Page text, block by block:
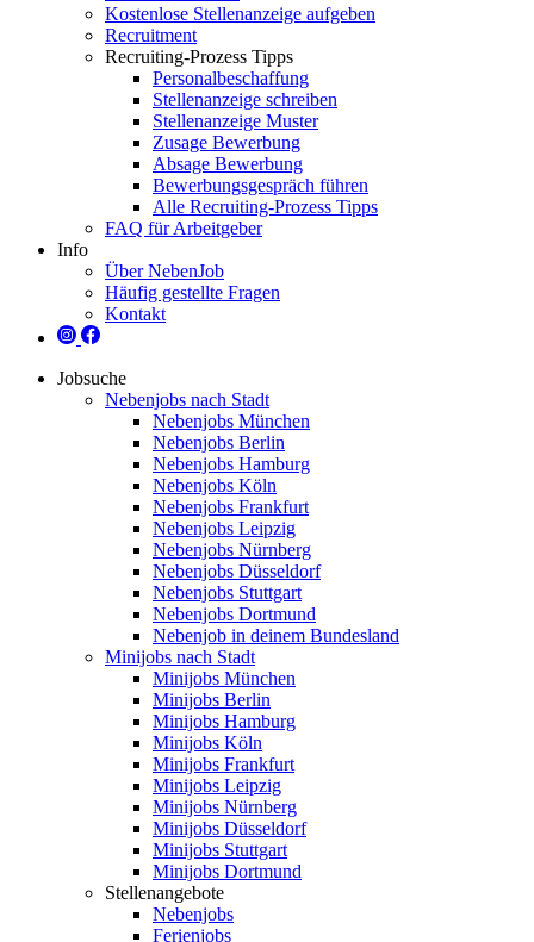
Kostenlose Stellenanzeige aufgeben
Recruitment
Recruiting-Prozess Tipps
Personalbeschaffung
Stellenanzeige schreiben
Stellenanzeige Muster
Zusage Bewerbung
Absage Bewerbung
Bewerbungsgespräch führen
Alle Recruiting-Prozess Tipps
FAQ für Arbeitgeber
Info
Über NebenJob
Häufig gestellte Fragen
Kontakt
Jobsuche
Nebenjobs nach Stadt
Nebenjobs München
Nebenjobs Berlin
Nebenjobs Hamburg
Nebenjobs Köln
Nebenjobs Frankfurt
Nebenjobs Leipzig
Nebenjobs Nürnberg
Nebenjobs Düsseldorf
Nebenjobs Stuttgart
Nebenjobs Dortmund
Nebenjob in deinem Bundesland
Minijobs nach Stadt
Minijobs München
Minijobs Berlin
Minijobs Hamburg
Minijobs Köln
Minijobs Frankfurt
Minijobs Leipzig
Minijobs Nürnberg
Minijobs Düsseldorf
Minijobs Stuttgart
Minijobs Dortmund
Stellenangebote
Nebenjobs
Ferienjobs